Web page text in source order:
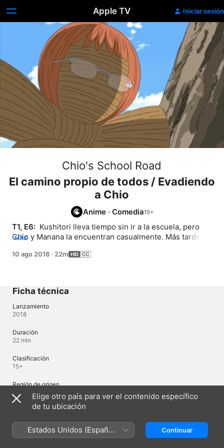
Apple TV Iniciar sesión
Chio's School Road
El camino propio de todos / Evadiendo
a Chio
Anime · Comedia
T1, E6: Kushitori lleva tiempo sin ir a la escuela, pero
Chio y Manana la encuentran casualmente. Más tarde,
decide dar una sorpresa a Manana de una forma un
MÁS
10 ago 2018 · 22m
Ficha técnica
Lanzamiento
2018
Duración
22 min
Clasificación
15+
Región de origen
Japón
Idiomas
Audio original
Elige otro país para ver el contenido específico
de tu ubicación
Estados Unidos (Español
México)
Continuar